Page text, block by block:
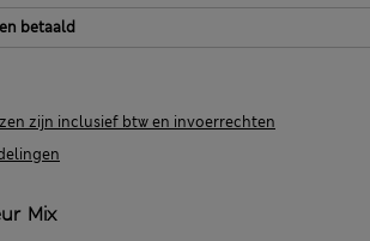
betaald
zijn inclusief btw en invoerrechten
Mix